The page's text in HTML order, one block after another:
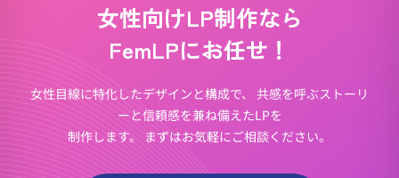
女性向けLP制作なら
FemLPにお任せ！
女性目線に特化したデザインと構成で、 共感を呼ぶストーリ
ーと信頼感を兼ね備えたLPを
制作します。 まずはお気軽にご相談ください。